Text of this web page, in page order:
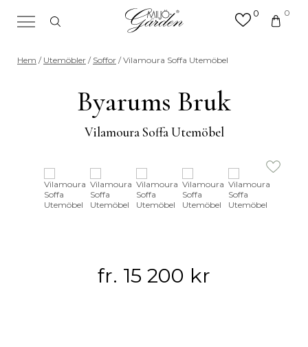
0 0
Sök efter valfri produkt eller
kategori
Hem / Utemöbler / Soffor / Vilamoura Soffa Utemöbel
Byarums Bruk
Vilamoura Soffa Utemöbel
fr. 15 200 kr